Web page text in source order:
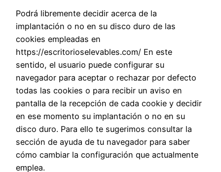
Podrá libremente decidir acerca de la
implantación o no en su disco duro de las
cookies empleadas en
https://escritorioselevables.com/ En este
sentido, el usuario puede configurar su
navegador para aceptar o rechazar por defecto
todas las cookies o para recibir un aviso en
pantalla de la recepción de cada cookie y decidir
en ese momento su implantación o no en su
disco duro. Para ello te sugerimos consultar la
sección de ayuda de tu navegador para saber
cómo cambiar la configuración que actualmente
emplea.